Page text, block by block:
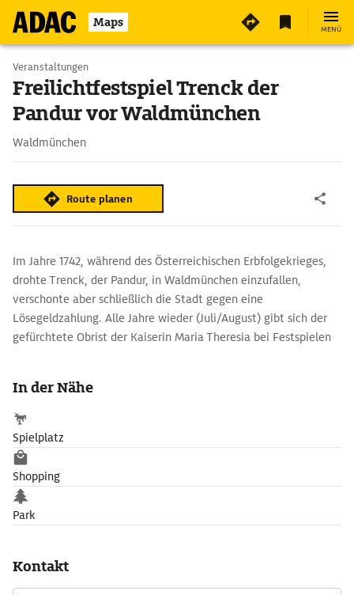
Maps MENÜ
Veranstaltungen
Freilichtfestspiel Trenck der
Pandur vor Waldmünchen
Waldmünchen
Route planen
Im Jahre 1742, während des Österreichischen Erbfolgekrieges,
drohte Trenck, der Pandur, in Waldmünchen einzufallen,
verschonte aber schließlich die Stadt gegen eine
Lösegeldzahlung. Alle Jahre wieder (Juli/August) gibt sich der
gefürchtete Obrist der Kaiserin Maria Theresia bei Festspielen
In der Nähe
Spielplatz
Shopping
Park
Kontakt